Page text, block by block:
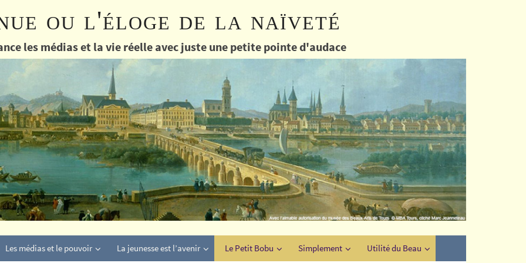
ou l'éloge de la naïveté
les médias et la vie réelle avec juste une petite pointe d'audace
Les médias et le pouvoir La jeunesse est l’avenir Le Petit Bobu Simplement Utilité du Beau